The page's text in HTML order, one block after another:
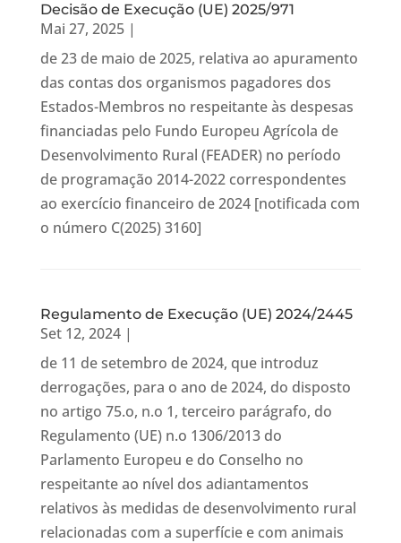
Decisão de Execução (UE) 2025/971
Mai 27, 2025|
de 23 de maio de 2025, relativa ao apuramento
das contas dos organismos pagadores dos
Estados-Membros no respeitante às despesas
financiadas pelo Fundo Europeu Agrícola de
Desenvolvimento Rural (FEADER) no período
de programação 2014-2022 correspondentes
ao exercício financeiro de 2024 [notificada com
o número C(2025) 3160]
Regulamento de Execução (UE) 2024/2445
Set 12, 2024|
de 11 de setembro de 2024, que introduz
derrogações, para o ano de 2024, do disposto
no artigo 75.o, n.o 1, terceiro parágrafo, do
Regulamento (UE) n.o 1306/2013 do
Parlamento Europeu e do Conselho no
respeitante ao nível dos adiantamentos
relativos às medidas de desenvolvimento rural
relacionadas com a superfície e com animais